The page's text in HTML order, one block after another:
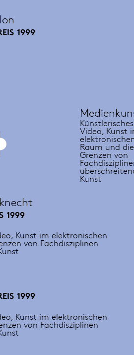
1999
Künstlerisches
Video, Kunst
Raum und die
Grenzen von
Kunst
1999
Kunst im elektronischen
von Fachdisziplinen
1999
Kunst im elektronischen
von Fachdisziplinen